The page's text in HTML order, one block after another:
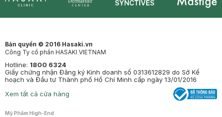
Bản quyền © 2016 Hasaki.vn
Công Ty cổ phần HASAKI VIETNAM
Hotline: 1800 6324
Giấy chứng nhận Đăng ký Kinh doanh số 0313612829 do Sở Kế
hoạch và Đầu tư Thành phố Hồ Chí Minh cấp ngày 13/01/2016
Xem tất cả cửa hàng
Mỹ Phẩm High-End